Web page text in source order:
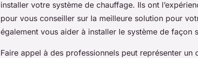
installer votre système de chauffage. Ils ont
pour vous conseiller sur la meilleure solution pour
également vous aider à installer le système de façon
Faire appel à des professionnels peut représenter un